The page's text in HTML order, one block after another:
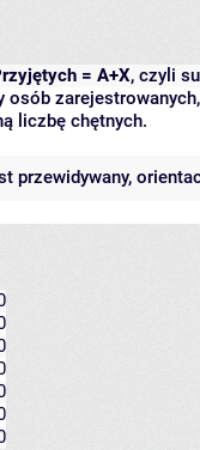
= A+X, czyli
osób
liczbę chętnych.
przewidywany,